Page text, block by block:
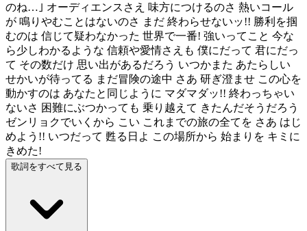
のね…｣ オーディエンスさえ 味方につけるのさ 熱いコール
が 鳴りやむことはないのさ まだ 終わらせないッ!! 勝利を掴
むのは 信じて疑わなかった 世界で一番! 強いってこと 今な
ら少しわかるような 信頼や愛情さえも 僕にだって 君にだっ
て その数だけ 思い出があるだろう いつかまた あたらしい
せかいが待ってる まだ冒険の途中 さあ 研ぎ澄ませ この心を
動かすのは あなたと同じように マダマダッ!! 終わっちゃい
ないさ 困難にぶつかっても 乗り越えて きたんだそうだろう
ゼンリョクでいくから こい これまでの旅の全てを さあ はじ
めよう!! いつだって 甦る日よ この場所から 始まりを キミに
きめた!
歌詞をすべて見る